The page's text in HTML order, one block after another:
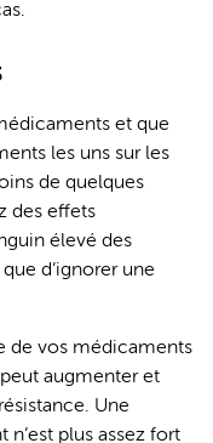
et que
les uns sur les
de quelques
des effets
élevé des
d’ignorer une
de vos médicaments
augmenter et
Une
plus assez fort